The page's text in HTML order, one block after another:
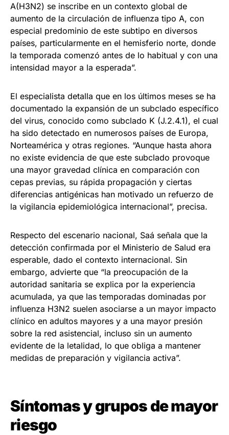
A(H3N2) se inscribe en un contexto global de
aumento de la circulación de influenza tipo A, con
especial predominio de este subtipo en diversos
países, particularmente en el hemisferio norte, donde
la temporada comenzó antes de lo habitual y con una
intensidad mayor a la esperada”.
El especialista detalla que en los últimos meses se ha
documentado la expansión de un subclado específico
del virus, conocido como subclado K (J.2.4.1), el cual
ha sido detectado en numerosos países de Europa,
Norteamérica y otras regiones. “Aunque hasta ahora
no existe evidencia de que este subclado provoque
una mayor gravedad clínica en comparación con
cepas previas, su rápida propagación y ciertas
diferencias antigénicas han motivado un refuerzo de
la vigilancia epidemiológica internacional”, precisa.
Respecto del escenario nacional, Saá señala que la
detección confirmada por el Ministerio de Salud era
esperable, dado el contexto internacional. Sin
embargo, advierte que “la preocupación de la
autoridad sanitaria se explica por la experiencia
acumulada, ya que las temporadas dominadas por
influenza H3N2 suelen asociarse a un mayor impacto
clínico en adultos mayores y a una mayor presión
sobre la red asistencial, incluso sin un aumento
evidente de la letalidad, lo que obliga a mantener
medidas de preparación y vigilancia activa”.
Síntomas y grupos de mayor
riesgo